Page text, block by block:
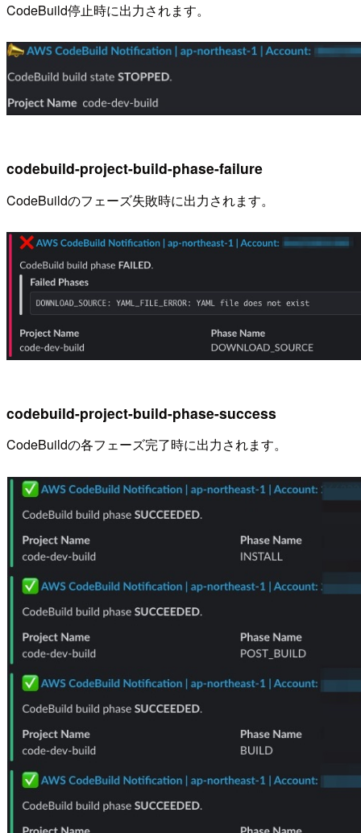
CodeBuild停止時に出力されます。
codebuild-project-build-phase-failure
CodeBuildのフェーズ失敗時に出力されます。
codebuild-project-build-phase-success
CodeBuildの各フェーズ完了時に出力されます。